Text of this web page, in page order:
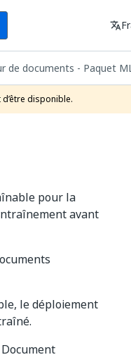
translate
de documents - Paquet
disponible.
pour la
avant
le déploiement